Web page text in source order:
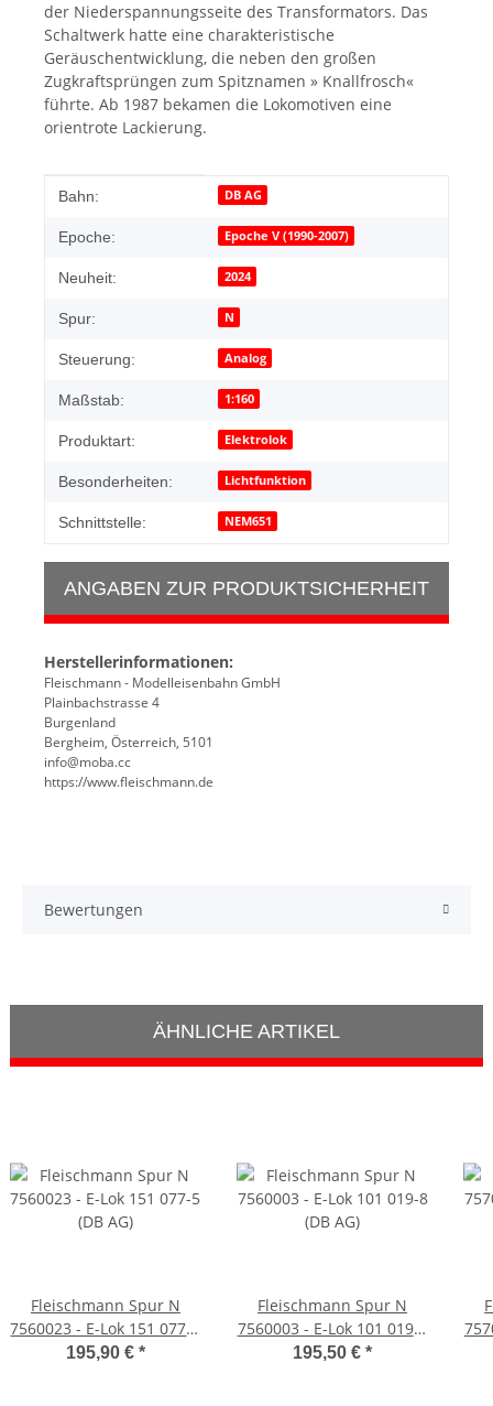
der Niederspannungsseite des Transformators. Das
Schaltwerk hatte eine charakteristische
Geräuschentwicklung, die neben den großen
Zugkraftsprüngen zum Spitznamen » Knallfrosch«
führte. Ab 1987 bekamen die Lokomotiven eine
orientrote Lackierung.
Produkteigenschaft
Wert
Bahn: DB AG
Epoche: Epoche V (1990-2007)
Neuheit: 2024
Spur: N
Steuerung: Analog
Maßstab: 1:160
Produktart: Elektrolok
Besonderheiten: Lichtfunktion
Schnittstelle: NEM651
ANGABEN ZUR PRODUKTSICHERHEIT
Herstellerinformationen:
Fleischmann - Modelleisenbahn GmbH
Plainbachstrasse 4
Burgenland
Bergheim, Österreich, 5101
info@moba.cc
https://www.fleischmann.de
Bewertungen
ÄHNLICHE ARTIKEL
Fleischmann Spur N
7560023 - E-Lok 151 077-5
(DB AG)
195,90 € *
Fleischmann Spur N
7560003 - E-Lok 101 019-8
(DB AG)
195,50 €*